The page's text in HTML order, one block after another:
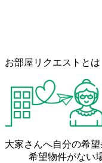
お部屋リクエストとは
大家さんへ自分の希
希望物件がない